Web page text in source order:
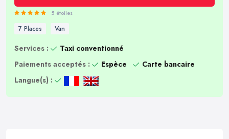
5 étoiles
7 Places Van
Services :
Taxi conventionné
Paiements acceptés :
Espèce
Carte bancaire
Langue(s) :